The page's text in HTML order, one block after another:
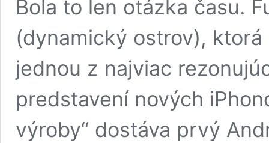
Bola to len otázka času.
(dynamický ostrov),
jednou z najviac
predstavení nových
výroby“ dostáva prvý